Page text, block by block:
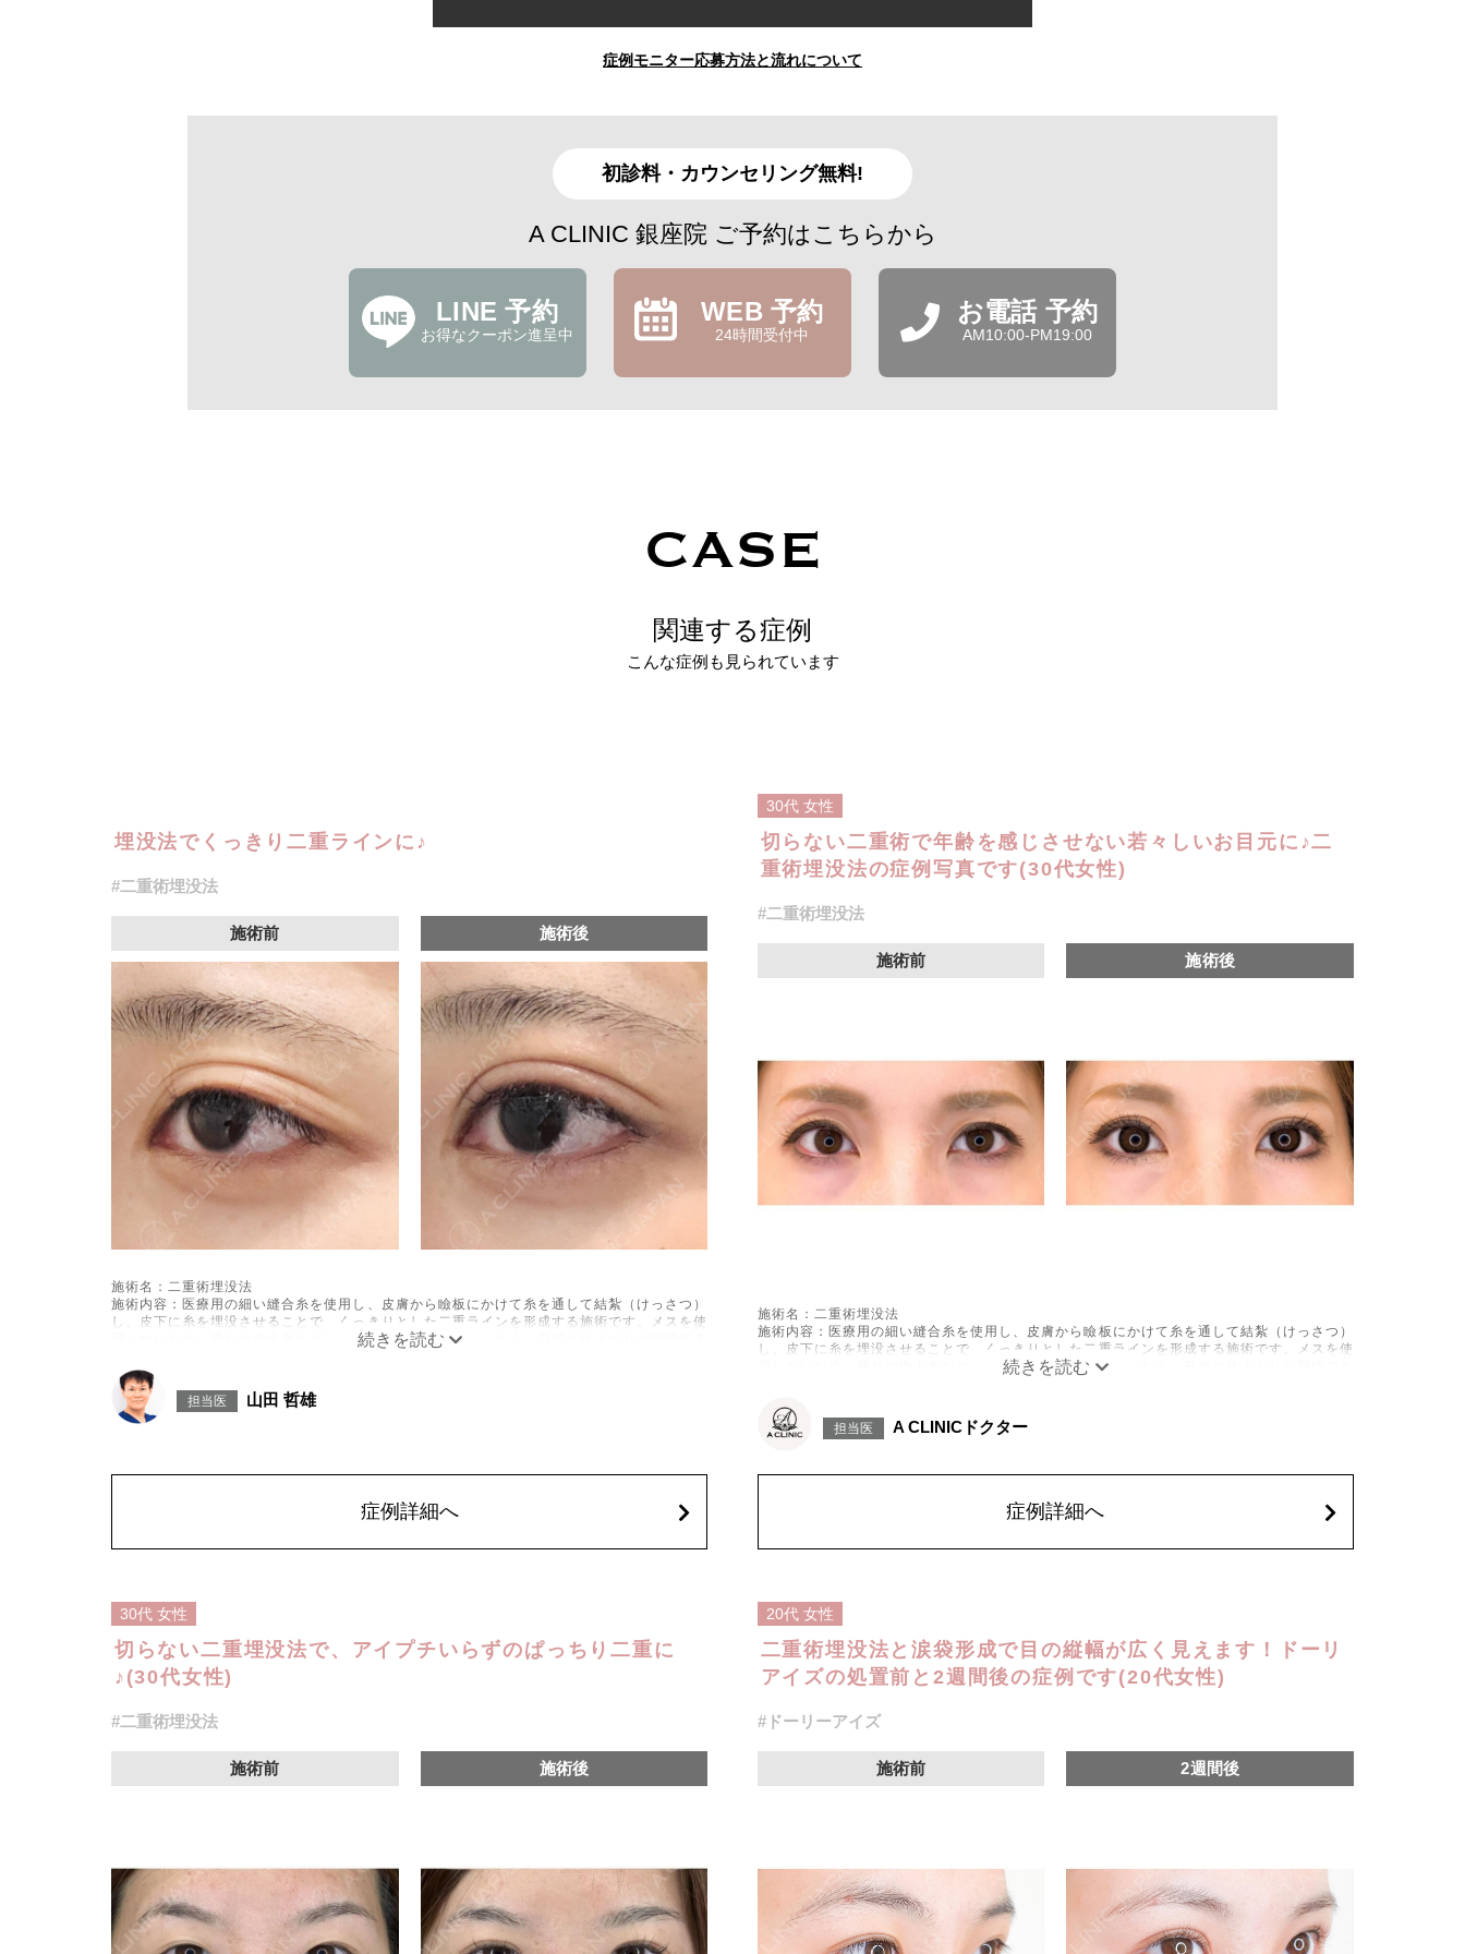
症例モニター応募方法と流れについて
初診料・カウンセリング無料!
A CLINIC 銀座院 ご予約はこちらから
LINE 予約
お得なクーポン進呈中
WEB 予約
24時間受付中
お電話 予約
AM10:00-PM19:00
CASE
関連する症例
こんな症例も見られています
埋没法でくっきり二重ラインに♪
#二重術埋没法
施術前 施術後
施術名：二重術埋没法
施術内容：医療用の細い縫合糸を使用し、皮膚から瞼板にかけて糸を通して結紮（けっさつ）
し、皮下に糸を埋没させることで、くっきりとした二重ラインを形成する施術です。メスを使
用しないため、腫れや内出血などのダウンタイムは比較的少なく、自然な仕上がりが期待でき
施術時間：約15〜20分程
リスク、副作用：腫れ、内出血、疼痛、目がごろごろする違和感などが術後一時的に生じるこ
とがございます。これらの症状は通常数日〜1週間ほどで落ち着いていきますが、個人差があ
ります。また、稀に細菌感染症、左右差、重瞼ラインの消失・乱れ、縫合糸の露出、結膜腫脹
アドバンス 2箇所217,800円(税込)～6箇所349,800円(税込)
シークレットアイズシングル712,800円(税込)〜ダブル877,800円(税込)
担当医 山田 哲雄
症例詳細へ
30代 女性
切らない二重術で年齢を感じさせない若々しいお目元に♪二
重術埋没法の症例写真です(30代女性)
#二重術埋没法
施術前 施術後
施術名：二重術埋没法
施術内容：医療用の細い縫合糸を使用し、皮膚から瞼板にかけて糸を通して結紮（けっさつ）
し、皮下に糸を埋没させることで、くっきりとした二重ラインを形成する施術です。メスを使
用しないため、腫れや内出血などのダウンタイムは比較的少なく、自然な仕上がりが期待でき
リスク、副作用：腫れ、内出血、疼痛、目がごろごろする違和感などが術後一時的に生じるこ
とがございます。これらの症状は通常数日〜1週間ほどで落ち着いていきますが、個人差があ
アドバンス 2箇所217,800円(税込)～6箇所349,800円(税込)
アペックス シングル437,800円(税込)～ダブル657,800円(税込)
担当医 A CLINICドクター
症例詳細へ
30代 女性
切らない二重埋没法で、アイプチいらずのぱっちり二重に
♪(30代女性)
#二重術埋没法
施術前 施術後
20代 女性
二重術埋没法と涙袋形成で目の縦幅が広く見えます！ドーリ
アイズの処置前と2週間後の症例です(20代女性)
#ドーリーアイズ
施術前 2週間後